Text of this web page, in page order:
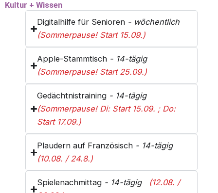
Kultur + Wissen
Digitalhilfe für Senioren - wöchentlich
(Sommerpause! Start 15.09.)
Apple-Stammtisch - 14-tägig
(Sommerpause! Start 25.09.)
Gedächtnistraining - 14-tägig
(Sommerpause! Di: Start 15.09. ; Do:
Start 17.09.)
Plaudern auf Französisch - 14-tägig
(10.08. / 24.8.)
Spielenachmittag - 14-tägig (12.08. /